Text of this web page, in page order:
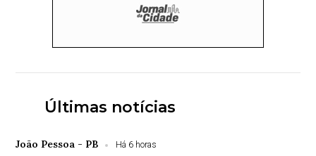
Últimas notícias
João Pessoa - PB Há 6 horas